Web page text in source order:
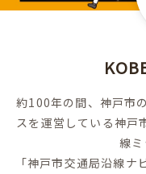
約100年の間、神戸市
スを運営している神戸
線ミ
「神戸市交通局沿線